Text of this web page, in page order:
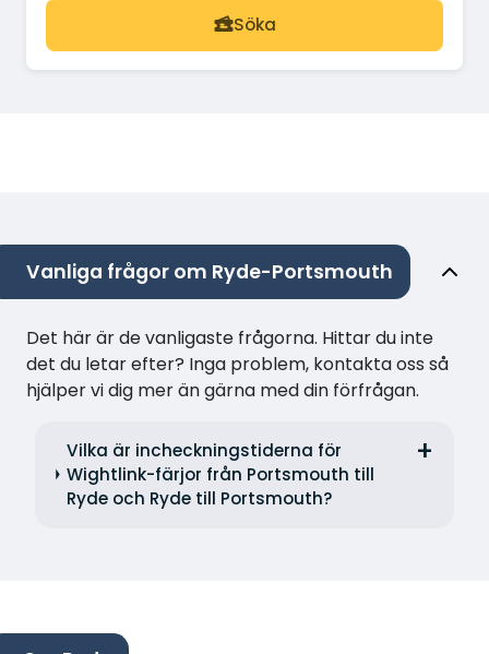
Söka
Vanliga frågor om Ryde-Portsmouth
Det här är de vanligaste frågorna. Hittar du inte
det du letar efter? Inga problem, kontakta oss så
hjälper vi dig mer än gärna med din förfrågan.
Vilka är incheckningstiderna för
Wightlink-färjor från Portsmouth till
Ryde och Ryde till Portsmouth?